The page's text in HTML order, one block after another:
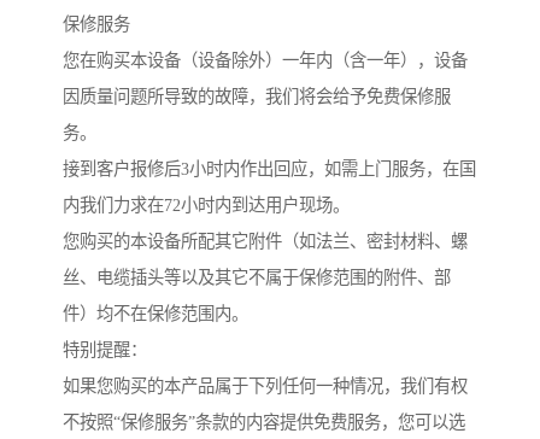
保修服务
您在购买本设备（设备除外）一年内（含一年），设备
因质量问题所导致的故障，我们将会给予免费保修服
务。
接到客户报修后3小时内作出回应，如需上门服务，在国
内我们力求在72小时内到达用户现场。
您购买的本设备所配其它附件（如法兰、密封材料、螺
丝、电缆插头等以及其它不属于保修范围的附件、部
件）均不在保修范围内。
特别提醒：
如果您购买的本产品属于下列任何一种情况，我们有权
不按照“保修服务”条款的内容提供免费服务，您可以选